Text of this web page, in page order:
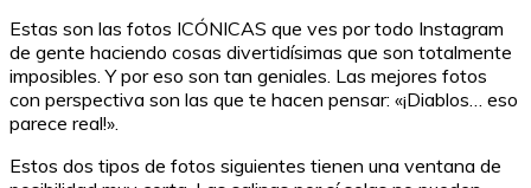
Estas son las fotos ICÓNICAS que ves por todo Instagram
de gente haciendo cosas divertidísimas que son totalmente
imposibles. Y por eso son tan geniales. Las mejores fotos
con perspectiva son las que te hacen pensar: «¡Diablos… eso
parece real!».
Estos dos tipos de fotos siguientes tienen una ventana de